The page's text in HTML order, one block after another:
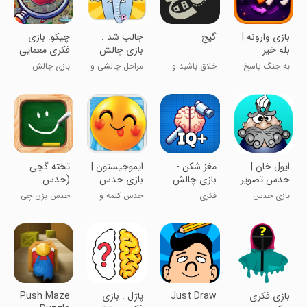
‏بازی وارونه |
بله خیر
معکوس
به جنگ پاسخ
‏گیج
خلاق باشید و
جالب شد :
بازی چالش
فکری
مراحل چالشی و
‏‏‏‏چیکو: بازی
فکری معمایی
بازی چالش
ایول خان |
حدس تصویر
بازی حدس
مغز شکن -
بازی چالش
هوش
فکری
ایموجیستون |
بازی حدس
ایموجی
حدس کلمه و
‏‏‏‏‏‏تخته گچی
(حدس
نقاشی
گروهی)
حدس بزن چی
‏‏بازی فکری
Just Draw
پاژل : بازی
Push Maze